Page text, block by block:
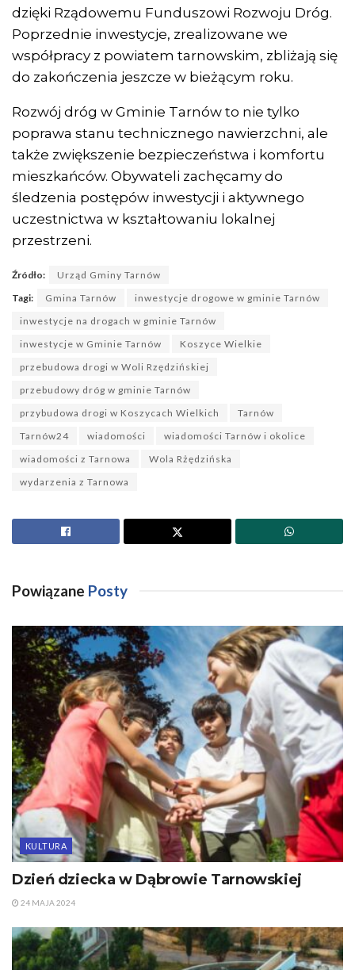
dzięki Rządowemu Funduszowi Rozwoju Dróg.
Poprzednie inwestycje, zrealizowane we
współpracy z powiatem tarnowskim, zbliżają się
do zakończenia jeszcze w bieżącym roku.
Rozwój dróg w Gminie Tarnów to nie tylko
poprawa stanu technicznego nawierzchni, ale
także zwiększenie bezpieczeństwa i komfortu
mieszkańców. Obywateli zachęcamy do
śledzenia postępów inwestycji i aktywnego
uczestnictwa w kształtowaniu lokalnej
przestrzeni.
Źródło:
Urząd Gminy Tarnów
Tagi:
Gmina Tarnów
inwestycje drogowe w gminie Tarnów
inwestycje na drogach w gminie Tarnów
inwestycje w Gminie Tarnów
Koszyce Wielkie
przebudowa drogi w Woli Rzędzińskiej
przebudowy dróg w gminie Tarnów
przybudowa drogi w Koszycach Wielkich
Tarnów
Tarnów24
wiadomości
wiadomości Tarnów i okolice
wiadomości z Tarnowa
Wola Rżędzińska
wydarzenia z Tarnowa
Powiązane Posty
KULTURA
Dzień dziecka w Dąbrowie Tarnowskiej
24 MAJA 2024